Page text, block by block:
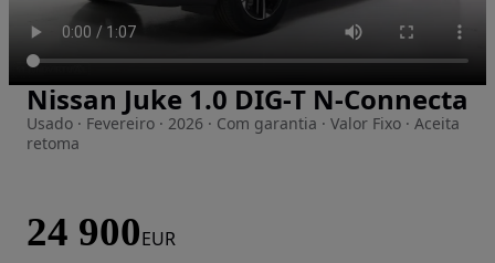
Imagem 1 de 30
Nissan Juke 1.0 DIG-T N-Connecta
Usado · Fevereiro · 2026 · Com garantia · Valor Fixo · Aceita
retoma
24 900EUR